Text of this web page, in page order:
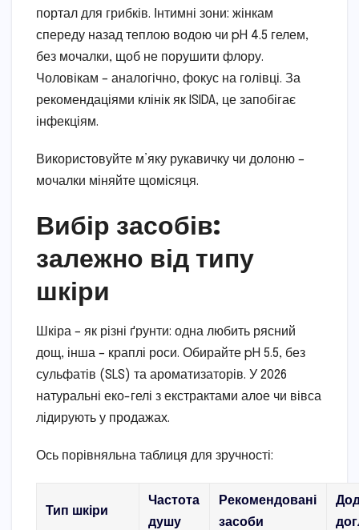
портал для грибків. Інтимні зони: жінкам
спереду назад теплою водою чи pH 4.5 гелем,
без мочалки, щоб не порушити флору.
Чоловікам – аналогічно, фокус на голівці. За
рекомендаціями клінік як ISIDA, це запобігає
інфекціям.
Використовуйте м’яку рукавичку чи долоню –
мочалки міняйте щомісяця.
Вибір засобів:
залежно від типу
шкіри
Шкіра – як різні ґрунти: одна любить рясний
дощ, інша – краплі роси. Обирайте pH 5.5, без
сульфатів (SLS) та ароматизаторів. У 2026
натуральні еко-гелі з екстрактами алое чи вівса
лідирують у продажах.
Ось порівняльна таблиця для зручності:
Тип шкіри
Частота
душу
Рекомендовані
засоби